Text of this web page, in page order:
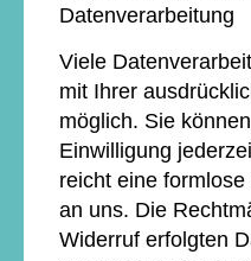
Datenverarbeitung
Viele
mit Ihrer
möglich. Sie
Einwilligung
reicht eine
an uns. Die
Widerruf erfolgten